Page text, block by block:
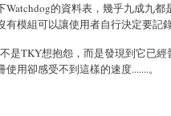
Watchdog的資料表，幾乎九成九
有模組可以讓使用者自行決定要記
是TKY想抱怨，而是發現到它已
用卻感受不到這樣的速度.......。